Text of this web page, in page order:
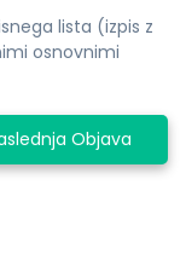
lista (izpis z
osnovnimi
Objava